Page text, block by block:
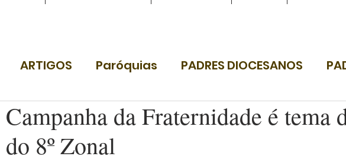
ARTIGOS Paróquias PADRES DIOCESANOS
Campanha da Fraternidade é tema
do 8º Zonal